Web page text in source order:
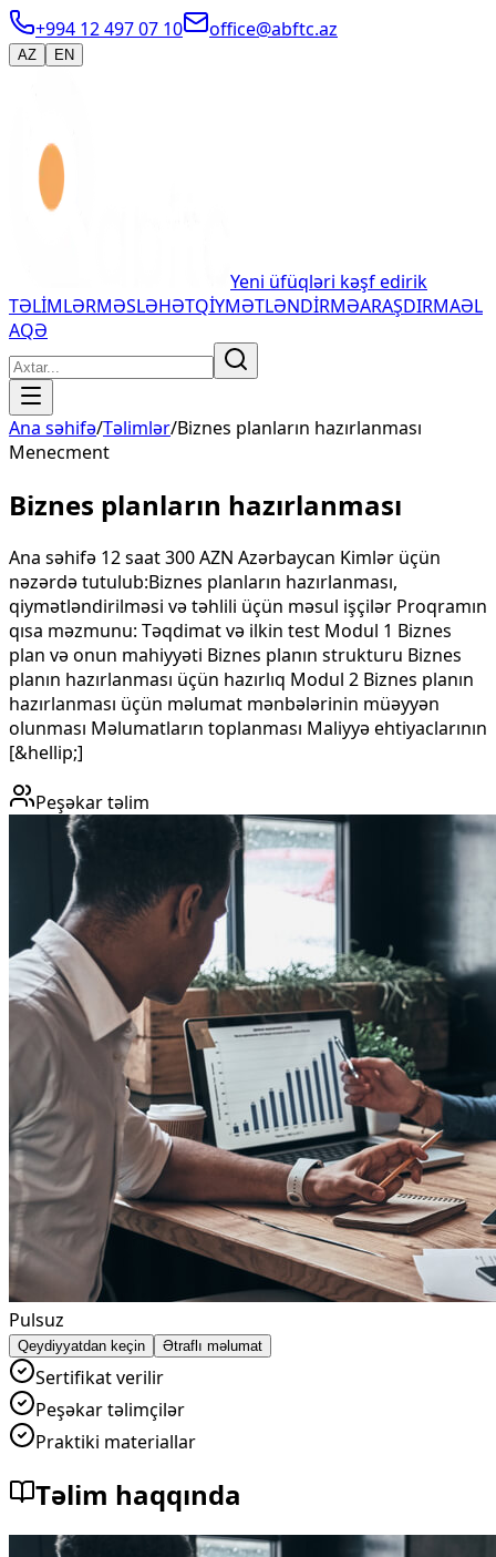
+994 12 497 07 10 office@abftc.az
AZ EN
Yeni üfüqləri kəşf edirik
TƏLİMLƏRMƏSLƏHƏTQİYMƏTLƏNDİRMƏARAŞDIRMAƏL
AQƏ
Ana səhifə/Təlimlər/Biznes planların hazırlanması
Menecment
Biznes planların hazırlanması
Ana səhifə 12 saat 300 AZN Azərbaycan Kimlər üçün
nəzərdə tutulub:Biznes planların hazırlanması,
qiymətləndirilməsi və təhlili üçün məsul işçilər Proqramın
qısa məzmunu: Təqdimat və ilkin test Modul 1 Biznes
plan və onun mahiyyəti Biznes planın strukturu Biznes
planın hazırlanması üçün hazırlıq Modul 2 Biznes planın
hazırlanması üçün məlumat mənbələrinin müəyyən
olunması Məlumatların toplanması Maliyyə ehtiyaclarının
[&hellip;]
Peşəkar təlim
Pulsuz
Qeydiyyatdan keçin Ətraflı məlumat
Sertifikat verilir
Peşəkar təlimçilər
Praktiki materiallar
Təlim haqqında